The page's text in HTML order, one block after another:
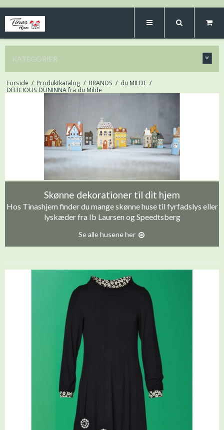
KATEGORIER
Forside / Produktkatalog / BRANDS / du MILDE /
DELICIOUS DUNINNA fra du Milde
Skønne dekorationer til dit hjem
Hos Tinashjem finder du mange skønne huse til fyrfadslys eller
lyskæder fra Ib Laursen og Speedtsberg
Se alle husene her